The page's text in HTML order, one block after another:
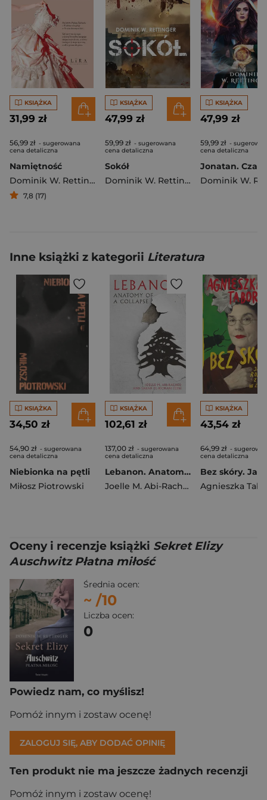
KSIĄŻKA
31,99 zł
56,99 zł - sugerowana
cena detaliczna
Namiętność
Dominik W. Rettinger
7,8 (17)
KSIĄŻKA
47,99 zł
59,99 zł - sugerowana
cena detaliczna
Sokół
Dominik W. Rettinger
KSIĄŻKA
47,99 zł
59,99 zł -
cena detaliczna
Inne książki z kategorii Literatura
KSIĄŻKA
34,50 zł
54,90 zł - sugerowana
cena detaliczna
Niebionka na pętli
Miłosz Piotrowski
KSIĄŻKA
102,61 zł
137,00 zł - sugerowana
cena detaliczna
Lebanon. Anatomy of a Collapse
Joelle M. Abi-Rached
KSIĄŻKA
43,54 zł
64,99 zł -
cena detaliczna
Agnieszka
Oceny i recenzje książki Sekret Elizy
Auschwitz Płatna miłość
Średnia ocen:
~ /10
Liczba ocen:
0
Powiedz nam, co myślisz!
Pomóż innym i zostaw ocenę!
ZALOGUJ SIĘ, ABY DODAĆ OPINIĘ
Ten produkt nie ma jeszcze żadnych recenzji
Pomóż innym i zostaw ocenę!